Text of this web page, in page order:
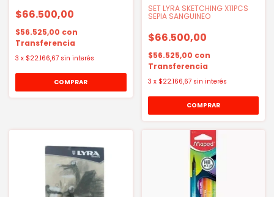
$66.500,00
$56.525,00 con
Transferencia
3 x $22.166,67 sin interés
SET LYRA SKETCHING X11PCS
SEPIA SANGUINEO
$66.500,00
$56.525,00 con
Transferencia
3 x $22.166,67 sin interés